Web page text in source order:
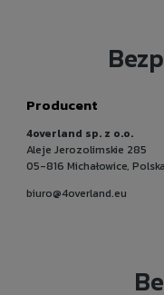
Producent
4overland sp. z o.o.
Aleje Jerozolimskie 285
05-816 Michałowice, Polska
biuro@4overland.eu